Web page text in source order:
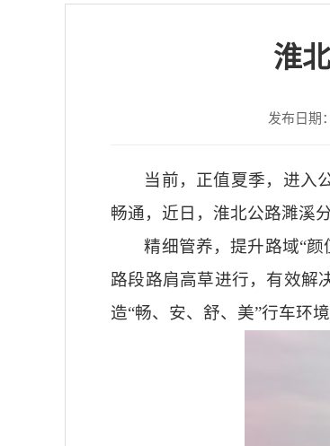
淮
发布日期
当前，正值夏季，进入
畅通，近日，淮北公路濉溪
精细管养，提升路域“
路段路肩高草进行，有效解
造“畅、安、舒、美”行车环境